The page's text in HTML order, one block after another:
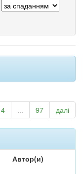
4 ... 97 далі
Автор(и)